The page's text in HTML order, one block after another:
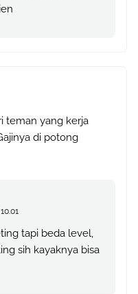
teman yang kerja
di potong
tapi beda level,
sih kayaknya bisa